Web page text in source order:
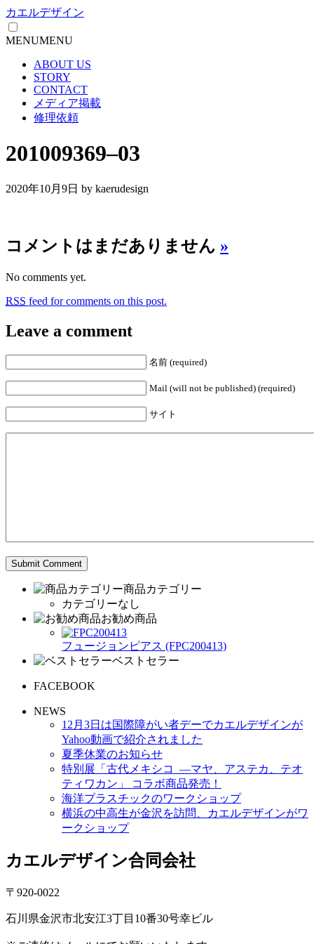
カエルデザイン
MENUMENU
ABOUT US
STORY
CONTACT
メディア掲載
修理依頼
201009369–03
2020年10月9日 by kaerudesign
コメントはまだありません »
No comments yet.
RSS feed for comments on this post.
Leave a comment
名前 (required)
Mail (will not be published) (required)
サイト
商品カテゴリー
カテゴリーなし
お勧め商品
フュージョンピアス (FPC200413)
ベストセラー
FACEBOOK
NEWS
12月3日は国際障がい者デーでカエルデザインが
Yahoo動画で紹介されました
夏季休業のお知らせ
特別展「古代メキシコ ―マヤ、アステカ、テオ
ティワカン」 コラボ商品発売！
海洋プラスチックのワークショップ
横浜の中高生が金沢を訪問、カエルデザインがワ
ークショップ
カエルデザイン合同会社
〒920-0022
石川県金沢市北安江3丁目10番30号幸ビル